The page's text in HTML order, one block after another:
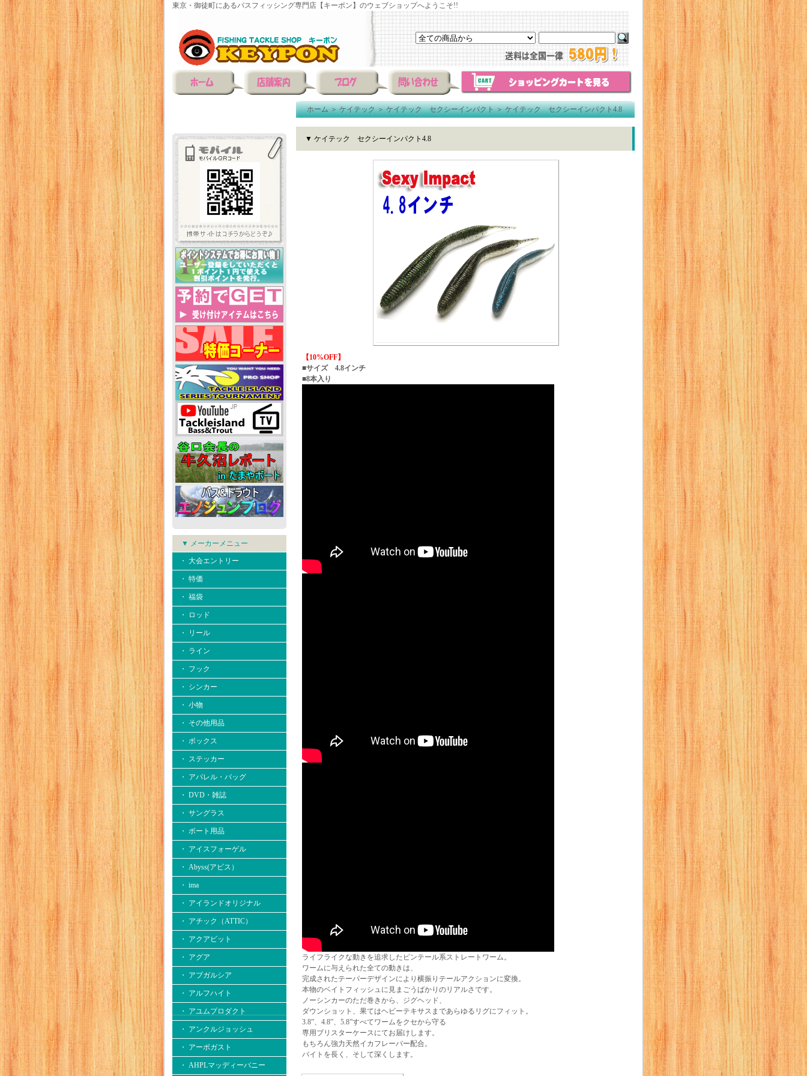
東京・御徒町にあるバスフィッシング専門店【キーポン】のウェブショップへようこそ!!
▼ メーカーメニュー
・ 大会エントリー
・ 特価
・ 福袋
・ ロッド
・ リール
・ ライン
・ フック
・ シンカー
・ 小物
・ その他用品
・ ボックス
・ ステッカー
・ アパレル・バッグ
・ DVD・雑誌
・ サングラス
・ ボート用品
・ アイスフォーゲル
・ Abyss(アビス）
・ ima
・ アイランドオリジナル
・ アチック（ATTIC）
・ アクアビット
・ アグア
・ アブガルシア
・ アルフハイト
・ アユムプロダクト
・ アンクルジョッシュ
・ アーボガスト
・ AHPLマッディーバニー
ホーム＞ケイテック＞ケイテック セクシーインパクト＞ケイテック セクシーインパクト4.8
▼ ケイテック セクシーインパクト4.8
【10%OFF】
■サイズ 4.8インチ
■8本入り
ライフライクな動きを追求したピンテール系ストレートワーム。
ワームに与えられた全ての動きは、
完成されたテーパーデザインにより横振りテールアクションに変換。
本物のベイトフィッシュに見まごうばかりのリアルさです。
ノーシンカーのただ巻きから、ジグヘッド、
ダウンショット、果てはヘビーテキサスまであらゆるリグにフィット。
3.8”、4.8”、5.8”すべてワームをクセから守る
専用ブリスターケースにてお届けします。
もちろん強力天然イカフレーバー配合。
バイトを長く、そして深くします。